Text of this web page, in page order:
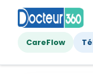
CareFlow